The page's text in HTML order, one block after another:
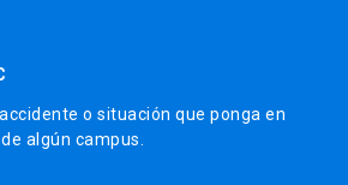
o situación que ponga en
algún campus.